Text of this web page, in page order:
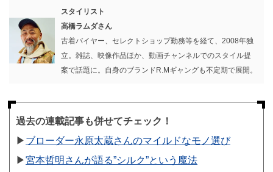
スタイリスト
高橋ラムダさん
古着バイヤー、セレクトショップ勤務等を経て、2008年独
立。雑誌、映像作品ほか、動画チャンネルでのスタイル提
案で話題に。自身のブランドR.Mギャングも不定期で展開。
過去の連載記事も併せてチェック！
▶︎ ブローダー永原太蔵さんのマイルドなモノ選び
▶︎宮本哲明さんが語る”シルク”という魔法